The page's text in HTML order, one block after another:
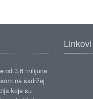
od 3,6 milijuna
na sadržaj
koje su
Linkovi